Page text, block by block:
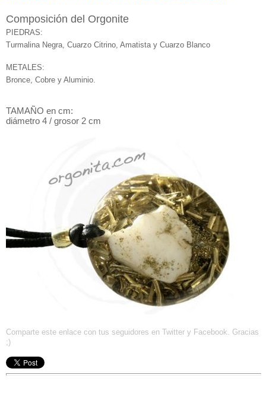
Composición del Orgonite
PIEDRAS:
Turmalina Negra, Cuarzo Citrino, Amatista y Cuarzo Blanco
METALES:
Bronce, Cobre y Aluminio.
TAMAÑO en cm:
diámetro 4 / grosor 2 cm
Comparte este enlace con tus seguidores en Twitter y Facebook. Gracias
;)